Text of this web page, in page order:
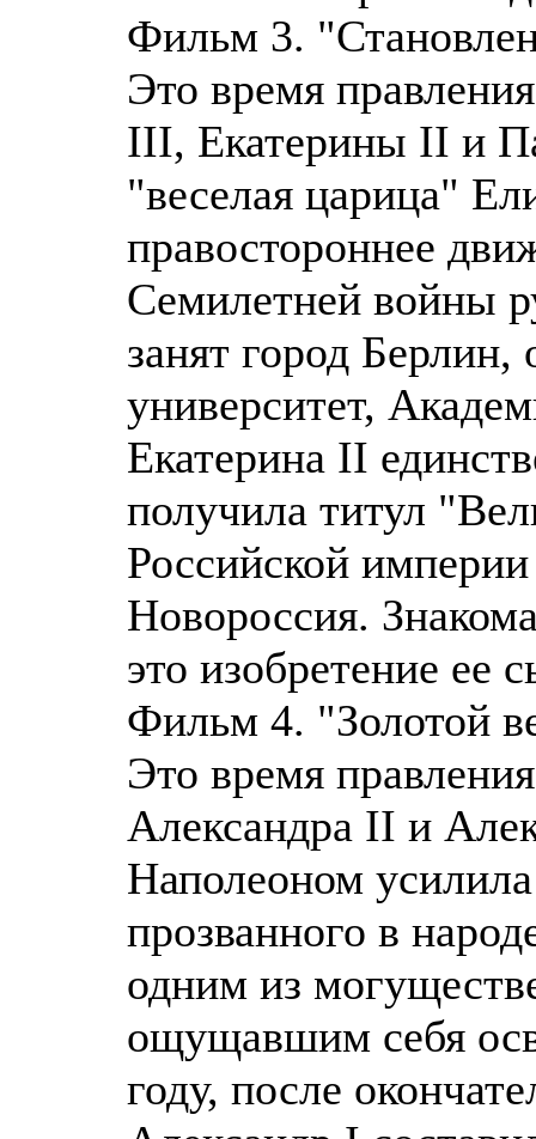
Фильм 3.
Это время
III, Екатерины II и
"веселая царица"
правостороннее
Семилетней войны
занят город
университет,
Екатерина II
получила титул
Российской
Новороссия.
это изобретение ее
Фильм 4. "Золотой
Это время
Александра II и
Наполеоном
прозванного в
одним из
ощущавшим себя
году, после